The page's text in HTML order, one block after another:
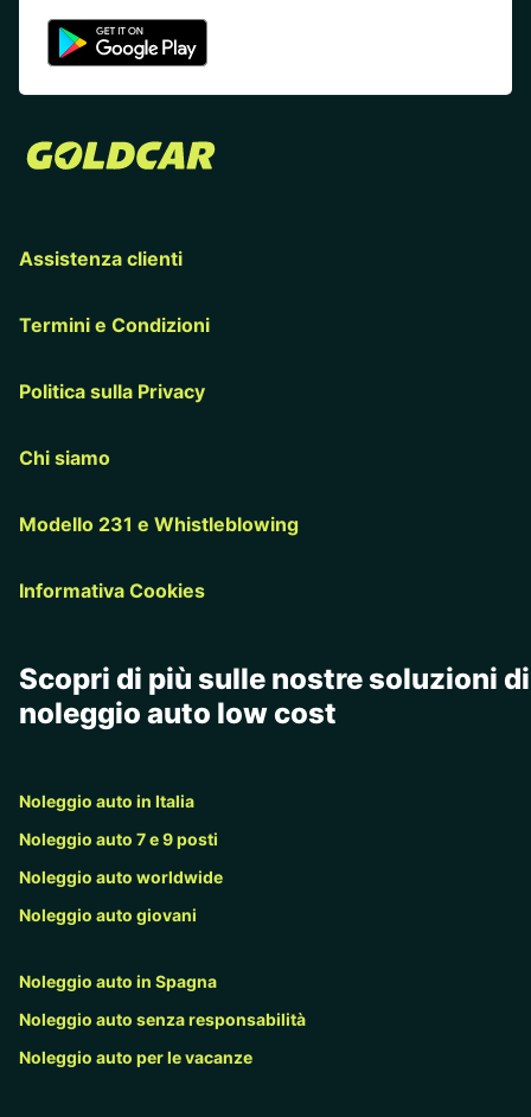
Assistenza clienti
Termini e Condizioni
Politica sulla Privacy
Chi siamo
Modello 231 e Whistleblowing
Informativa Cookies
Scopri di più sulle nostre soluzioni di
noleggio auto low cost
Noleggio auto in Italia
Noleggio auto 7 e 9 posti
Noleggio auto worldwide
Noleggio auto giovani
Noleggio auto in Spagna
Noleggio auto senza responsabilità
Noleggio auto per le vacanze